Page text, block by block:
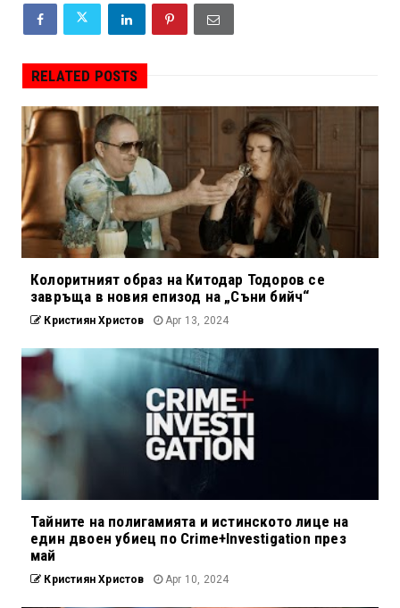
RELATED POSTS
Колоритният образ на Китодар Тодоров се
завръща в новия епизод на „Съни бийч“
Кристиян Христов Apr 13, 2024
Тайните на полигамията и истинското лице на
един двоен убиец по Crime+Investigation през
май
Кристиян Христов Apr 10, 2024